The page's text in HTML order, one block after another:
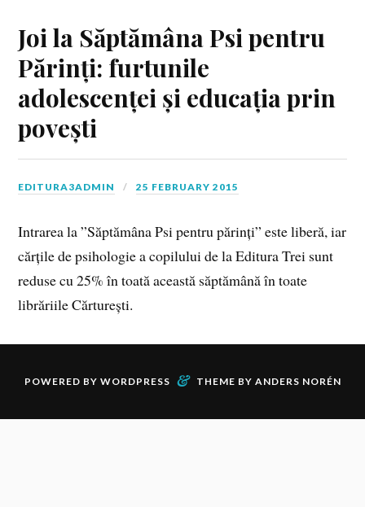
Joi la Săptămâna Psi pentru
Părinți: furtunile
adolescenței și educația prin
povești
EDITURA3ADMIN 25 FEBRUARY 2015
Intrarea la ”Săptămâna Psi pentru părinți” este liberă, iar
cărțile de psihologie a copilului de la Editura Trei sunt
reduse cu 25% în toată această săptămână în toate
librăriile Cărturești.
POWERED BY WORDPRESS & THEME BY ANDERS NORÉN